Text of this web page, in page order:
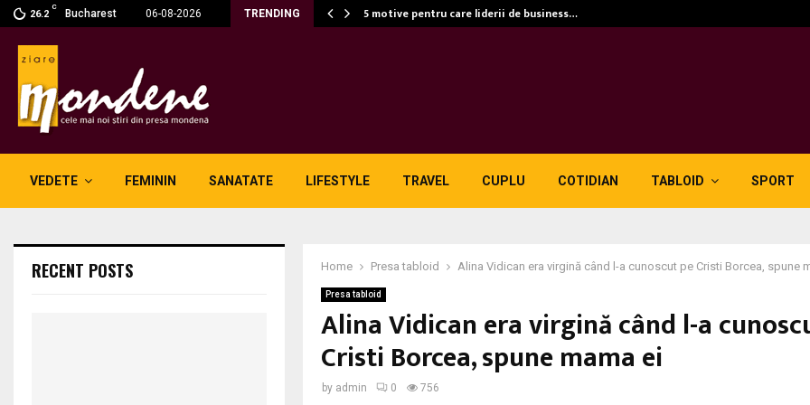
26.2
C
Bucharest 06-08-2026 TRENDING
e noul aliat în… 5 motive pentru care liderii de business…
VEDETE FEMININ SANATATE LIFESTYLE TRAVEL CUPLU COTIDIAN TABLOID SPORT
Home Presa tabloid Alina Vidican era virgină când l-a cunoscut pe Cristi Borcea, spune
Presa tabloid
Alina Vidican era virgină când l-a
Cristi Borcea, spune mama ei
by admin 0 756
RECENT POSTS